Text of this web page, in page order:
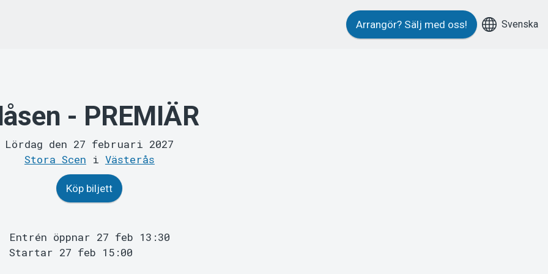
Arrangör? Sälj med oss! Svenska
- PREMIÄR
Lördag den 27 februari 2027
Stora Scen i Västerås
Köp biljett
Entrén öppnar 27 feb 13:30
Startar 27 feb 15:00